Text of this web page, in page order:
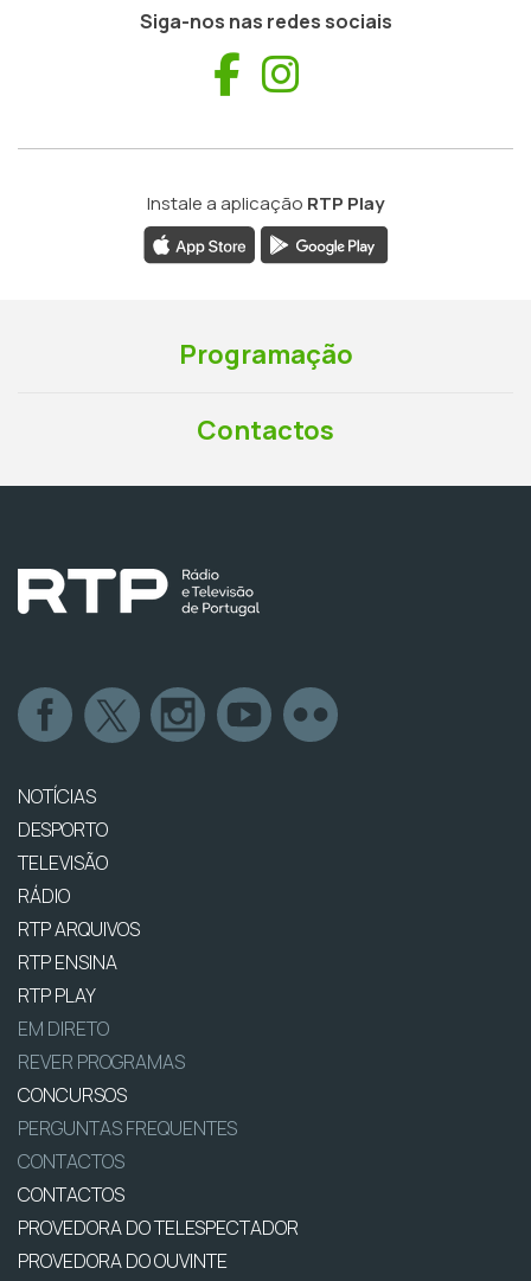
Siga-nos nas redes sociais
Facebook
Instale a aplicação RTP Play
Programação
Contactos
NOTÍCIAS
DESPORTO
TELEVISÃO
RÁDIO
RTP ARQUIVOS
RTP ENSINA
RTP PLAY
EM DIRETO
REVER PROGRAMAS
CONCURSOS
PERGUNTAS FREQUENTES
CONTACTOS
CONTACTOS
PROVEDORA DO TELESPECTADOR
PROVEDORA DO OUVINTE